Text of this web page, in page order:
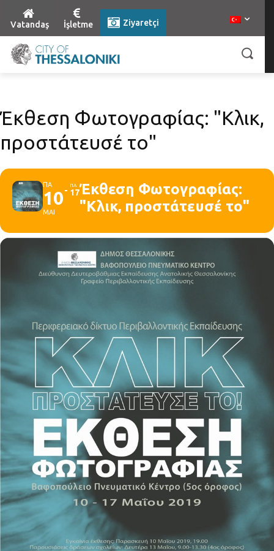
Vatandaş İşletme Ziyaretçi
Έκθεση Φωτογραφίας: "Κλικ,
προστάτευσέ το"
ΠΑ
10
ΜΑΙ
ΠΑ
17Έκθεση Φωτογραφίας:
"Κλικ, προστάτευσέ το"